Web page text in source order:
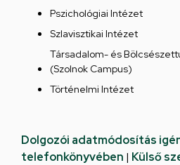
Pszichológiai Intézet
Szlavisztikai Intézet
Társadalom- és
(Szolnok Campus)
Történelmi Intézet
Dolgozói adatmódosítás
telefonkönyvében | Külső